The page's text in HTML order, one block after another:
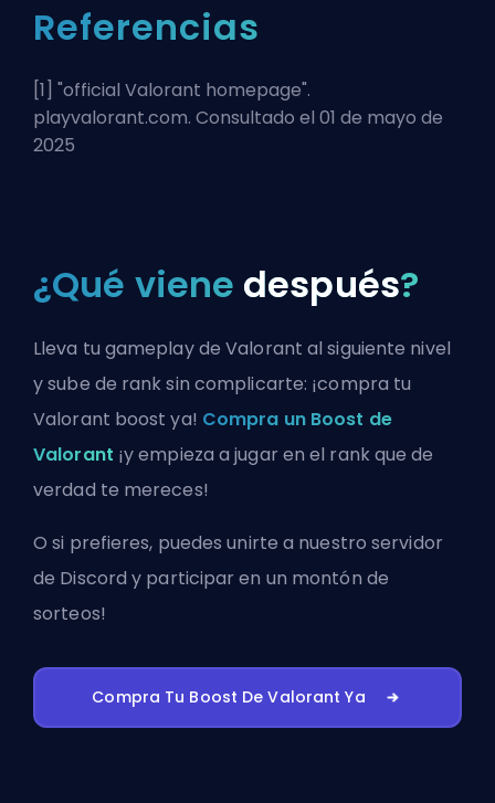
Referencias
[1] "official Valorant homepage".
playvalorant.com. Consultado el 01 de mayo de
2025
¿Qué viene después?
Lleva tu gameplay de Valorant al siguiente nivel
y sube de rank sin complicarte: ¡compra tu
Valorant boost ya! Compra un Boost de
Valorant ¡y empieza a jugar en el rank que de
verdad te mereces!
O si prefieres, puedesunirte a nuestro servidor
de Discord y participar en un montón de
sorteos!
Compra Tu Boost De Valorant Ya